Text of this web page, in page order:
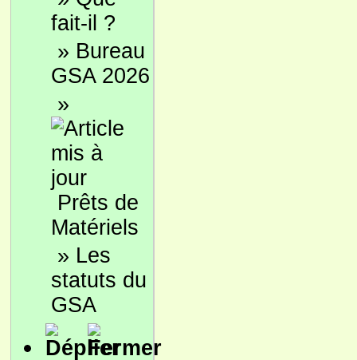
fait-il ?
» Bureau
GSA 2026
»
Prêts de
Matériels
» Les
statuts du
GSA